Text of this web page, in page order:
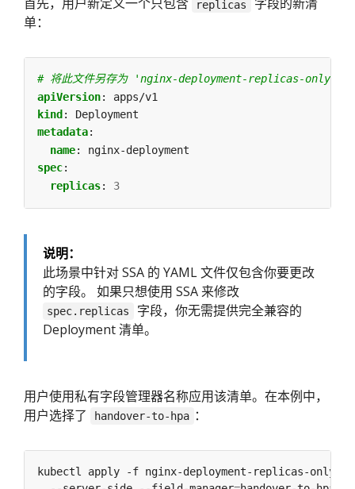
replicas
单：
# 将此文件另存为 'nginx-deployment-replicas-
apiVersion:
apps/v1
kind :
Deployment
metadata:
name:
nginx-deployment
spec:
replicas: 3
说明：
此场景中针对 SSA 的 YAML 文件仅包含你要更改
的字段。 如果只想使用 SSA 来修改
spec.replicas
字段，你无需提供完全兼容的
Deployment 清单。
用户使用私有字段管理器名称应用该清单。在本例中，
用户选择了
handover-to-hpa ：
kubectl apply -f nginx-deployment-replicas-